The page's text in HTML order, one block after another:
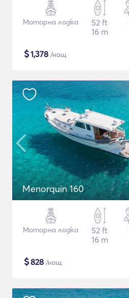
Моторна лодка
52 ft
16 m
$1,378 /нощ
Menorquin 160
Моторна лодка
52 ft
16 m
$828 /нощ